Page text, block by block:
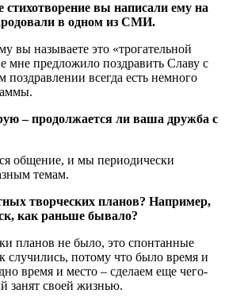
стихотворение вы написали ему на
в одном из СМИ.
вы называете это «трогательной
мне предложило поздравить Славу с
поздравлении всегда есть немного
– продолжается ли ваша дружба с
общение, и мы периодически
темам.
творческих планов? Например,
как раньше бывало?
планов не было, это спонтанные
случились, потому что было время и
время и место – сделаем еще чего-
занят своей жизнью.